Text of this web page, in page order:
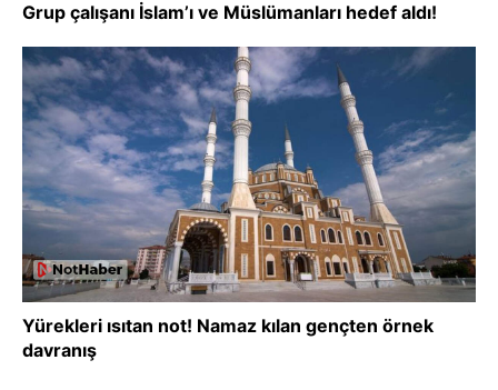
Grup çalışanı İslam’ı ve Müslümanları hedef aldı!
Yürekleri ısıtan not! Namaz kılan gençten örnek
davranış